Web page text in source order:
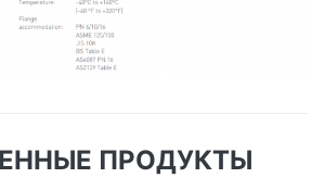
ПРОДУКТЫ